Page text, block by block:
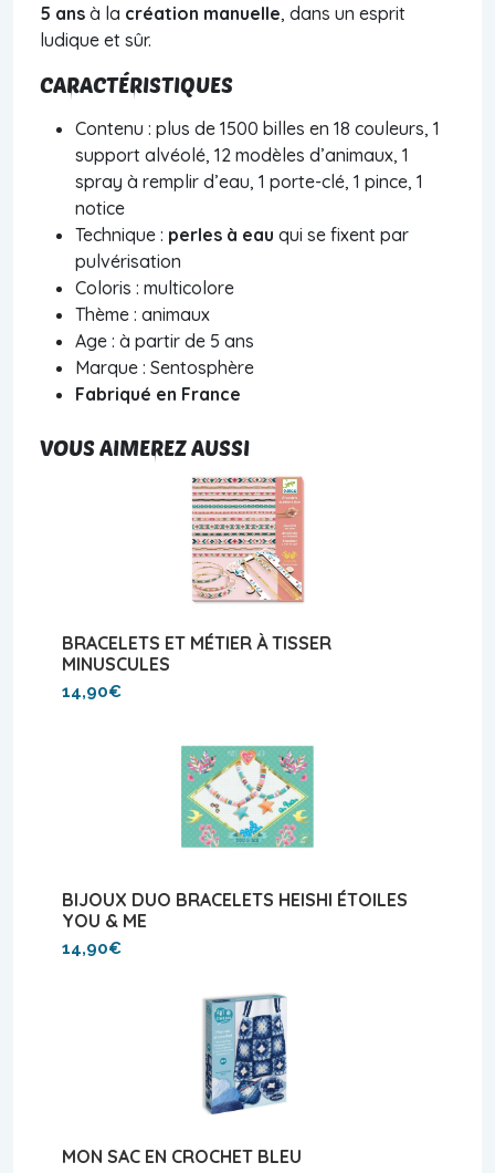
5 ans à la création manuelle, dans un esprit
ludique et sûr.
CARACTÉRISTIQUES
Contenu : plus de 1500 billes en 18 couleurs, 1
support alvéolé, 12 modèles d’animaux, 1
spray à remplir d’eau, 1 porte-clé, 1 pince, 1
notice
Technique : perles à eau qui se fixent par
pulvérisation
Coloris : multicolore
Thème : animaux
Age : à partir de 5 ans
Marque : Sentosphère
Fabriqué en France
VOUS AIMEREZ AUSSI
BRACELETS ET MÉTIER À TISSER
MINUSCULES
14,90€
BIJOUX DUO BRACELETS HEISHI ÉTOILES
YOU & ME
14,90€
MON SAC EN CROCHET BLEU